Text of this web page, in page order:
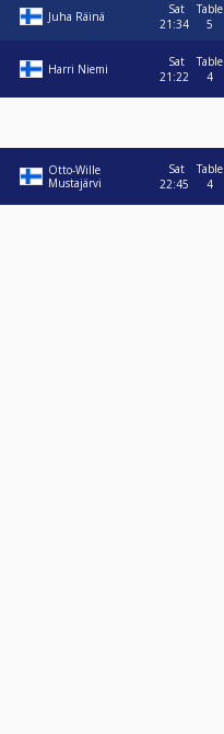
Juha Räinä
Sat
21:34
Table
5
Harri Niemi
Sat
21:22
Table
4
Otto-Wille
Mustajärvi
Sat
22:45
Table
4